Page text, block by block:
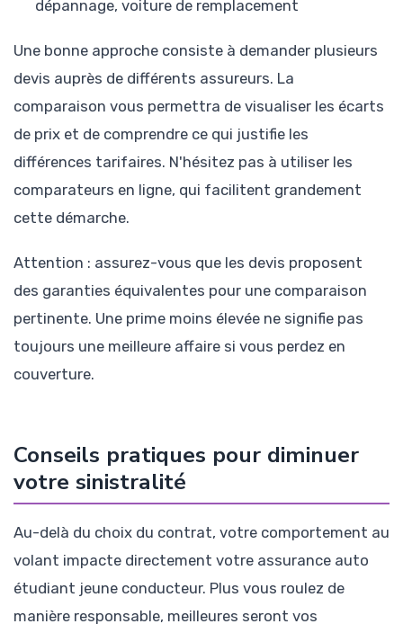
dépannage, voiture de remplacement
Une bonne approche consiste à demander plusieurs
devis auprès de différents assureurs. La
comparaison vous permettra de visualiser les écarts
de prix et de comprendre ce qui justifie les
différences tarifaires. N'hésitez pas à utiliser les
comparateurs en ligne, qui facilitent grandement
cette démarche.
Attention : assurez-vous que les devis proposent
des garanties équivalentes pour une comparaison
pertinente. Une prime moins élevée ne signifie pas
toujours une meilleure affaire si vous perdez en
couverture.
Conseils pratiques pour diminuer
votre sinistralité
Au-delà du choix du contrat, votre comportement au
volant impacte directement votre assurance auto
étudiant jeune conducteur. Plus vous roulez de
manière responsable, meilleures seront vos